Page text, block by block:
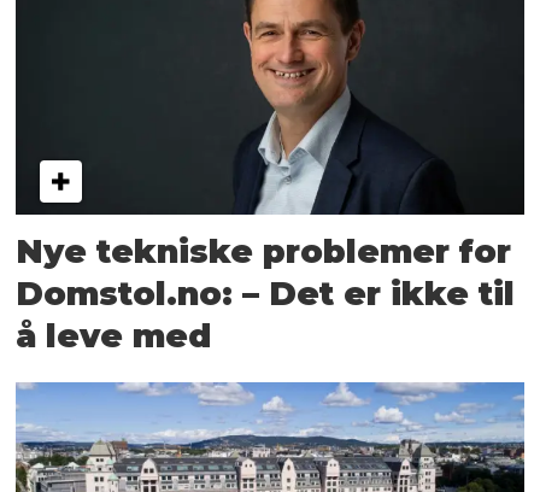
Nye tekniske problemer for
Domstol.no: – Det er ikke til
å leve med